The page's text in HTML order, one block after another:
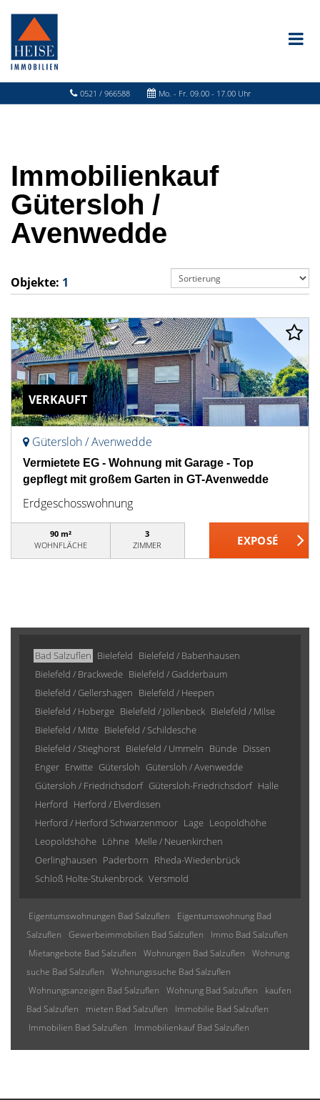
0521 / 966588 Mo. - Fr. 09.00 - 17.00 Uhr
Immobilienkauf
Gütersloh /
Avenwedde
Objekte: 1
VERKAUFT
Gütersloh / Avenwedde
Vermietete EG - Wohnung mit Garage - Top
gepflegt mit großem Garten in GT-Avenwedde
Erdgeschosswohnung
90 m²
WOHNFLÄCHE
3
ZIMMER
Bad Salzuflen Bielefeld Bielefeld / Babenhausen
Bielefeld / Brackwede Bielefeld / Gadderbaum
Bielefeld / Gellershagen Bielefeld / Heepen
Bielefeld / Hoberge Bielefeld / Jöllenbeck Bielefeld / Milse
Bielefeld / Mitte Bielefeld / Schildesche
Bielefeld / Stieghorst Bielefeld / Ummeln Bünde Dissen
Enger Erwitte Gütersloh Gütersloh / Avenwedde
Gütersloh / Friedrichsdorf Gütersloh-Friedrichsdorf Halle
Herford Herford / Elverdissen
Herford / Herford Schwarzenmoor Lage Leopoldhöhe
Leopoldshöhe Löhne Melle / Neuenkirchen
Oerlinghausen Paderborn Rheda-Wiedenbrück
Schloß Holte-Stukenbrock Versmold
Eigentumswohnungen Bad Salzuflen
Eigentumswohnung Bad
Salzuflen
Gewerbeimmobilien Bad Salzuflen
Immo Bad Salzuflen
Mietangebote Bad Salzuflen
Wohnungen Bad Salzuflen
Wohnung
suche Bad Salzuflen
Wohnungssuche Bad Salzuflen
Wohnungsanzeigen Bad Salzuflen
Wohnung Bad Salzuflen
kaufen
Bad Salzuflen
mieten Bad Salzuflen
Immobilie Bad Salzuflen
Immobilien Bad Salzuflen
Immobilienkauf Bad Salzuflen